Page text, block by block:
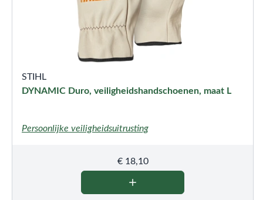
STIHL
DYNAMIC Duro, veiligheidshandschoenen, maat L
Persoonlijke veiligheidsuitrusting
€18,10